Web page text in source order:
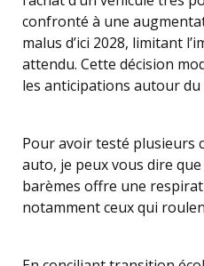
confronté à une
malus d’ici 2028, limitant
attendu. Cette décision
les anticipations autour du
Pour avoir testé plusieurs
auto, je peux vous dire
barèmes offre une
notamment ceux qui